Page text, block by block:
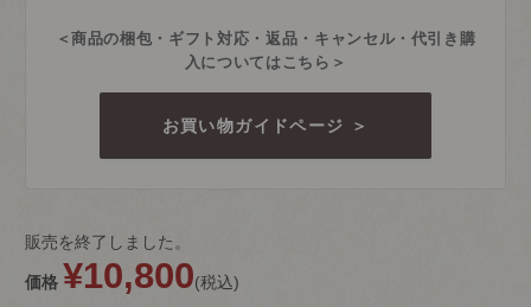
＜商品の梱包・ギフト対応・返品・キャンセル・代引き購
入についてはこちら＞
お買い物ガイドページ ＞
販売を終了しました。
価格 ¥10,800 税込